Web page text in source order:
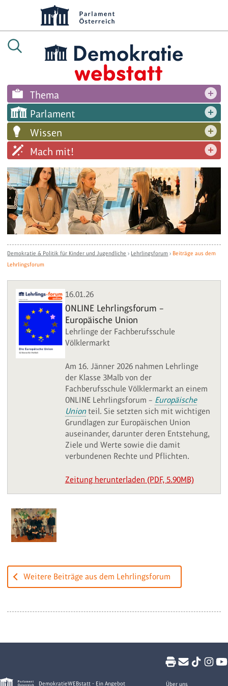
Thema
Parlament
Wissen
Mach mit!
Demokratie & Politik für Kinder und Jugendliche › Lehrlingsforum › Beiträge aus dem
Lehrlingsforum
16.01.26
ONLINE Lehrlingsforum –
Europäische Union
Lehrlinge der Fachberufsschule
Völklermarkt
Am 16. Jänner 2026 nahmen Lehrlinge
der Klasse 3Malb von der
Fachberufsschule Völklermarkt an einem
ONLINE Lehrlingsforum – Europäische
Unionteil. Sie setzten sich mit wichtigen
Grundlagen zur Europäischen Union
auseinander, darunter deren Entstehung,
Ziele und Werte sowie die damit
verbundenen Rechte und Pflichten.
Zeitung herunterladen (PDF, 5.90MB)
Weitere Beiträge aus dem Lehrlingsforum
DemokratieWEBstatt - Ein Angebot Über uns